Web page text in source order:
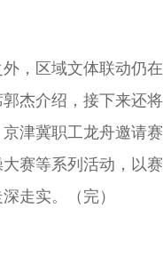
区域文体联动仍在
杰介绍，接下来还
津冀职工龙舟邀请
赛等系列活动，以
走实。（完）